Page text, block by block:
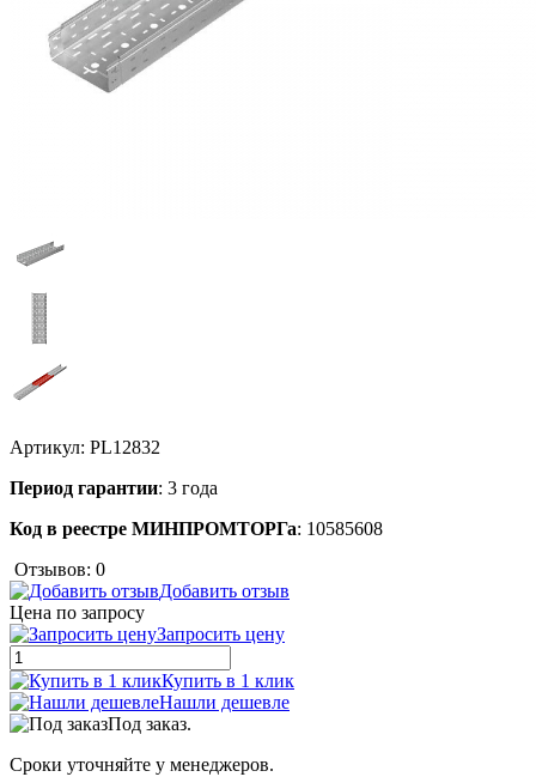
Артикул: PL12832
Период гарантии: 3 года
Код в реестре МИНПРОМТОРГа: 10585608
Отзывов: 0
Добавить отзыв
Цена по запросу
Запросить цену
Купить в 1 клик
Нашли дешевле
Под заказ.
Сроки уточняйте у менеджеров.